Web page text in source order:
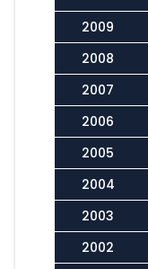
2009
2008
2007
2006
2005
2004
2003
2002